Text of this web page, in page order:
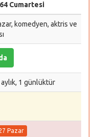
Cumartesi
komedyen, aktris ve
aylık, 1 günlüktür
Pazar